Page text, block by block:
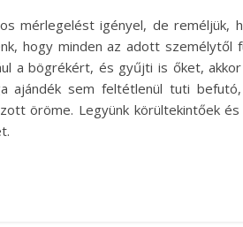
mérlegelést igényel, de reméljük,
hogy minden az adott személytől
a bögrékért, és gyűjti is őket,
ajándék sem feltétlenül tuti
öröme. Legyünk körültekintőek